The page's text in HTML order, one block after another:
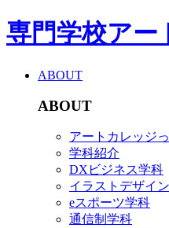
専門学校アー
ABOUT
ABOUT
アートカレッジ
学科紹介
DXビジネス学科
イラストデザイ
eスポーツ学科
通信制学科